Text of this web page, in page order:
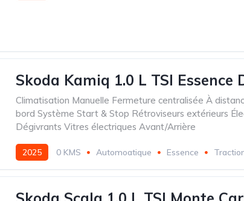
Skoda Kamiq 1.0 L TSI Essence
Climatisation Manuelle Fermeture centralisée À
bord Système Start & Stop Rétroviseurs extérieurs
Dégivrants Vitres électriques Avant/Arrière
2025 0 KMS Automoatique Essence